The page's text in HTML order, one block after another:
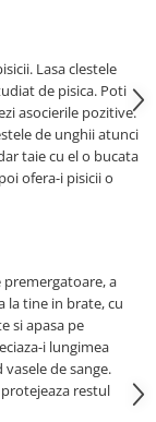
Lasa clestele
de pisica. Poti
asocierile pozitive.
de unghii atunci
taie cu el o bucata
ofera-i pisicii o
premergatoare, a
la tine in brate, cu
si apasa pe
i lungimea
de sange.
restul